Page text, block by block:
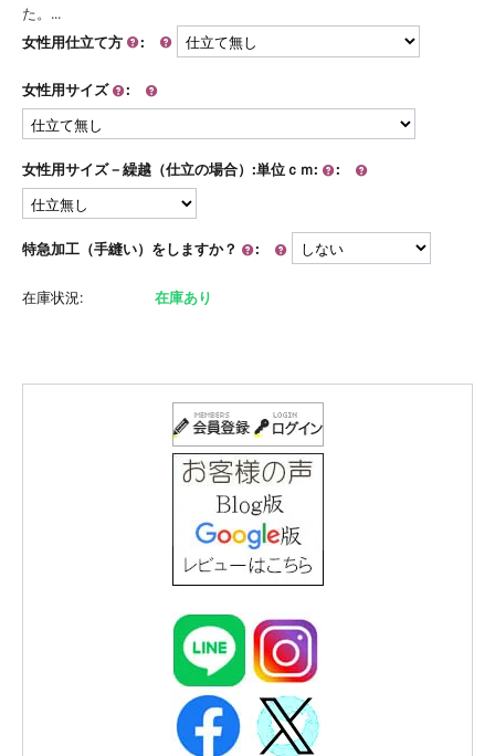
た。...
女性用仕立て方
:
女性用サイズ :
女性用サイズ－繰越（仕立の場合）:単位ｃｍ: :
特急加工（手縫い）をしますか？ :
在庫状況: 在庫あり